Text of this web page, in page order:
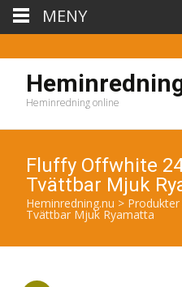
Heminredning online
Fluffy Offwhite
Tvättbar Mjuk
Heminredning.nu > Produkter
Tvättbar Mjuk Ryamatta
MENY